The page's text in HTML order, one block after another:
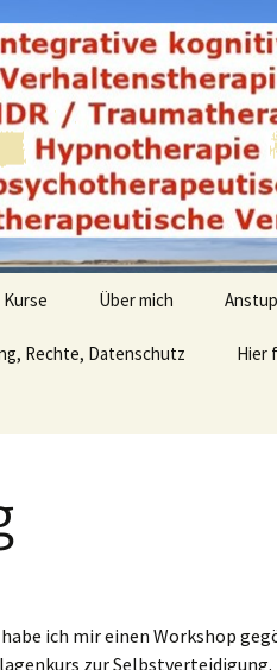
Kurse Über mich
Rechte, Datenschutz Hier
ich mir einen Workshop
zur Selbstverteidigung.